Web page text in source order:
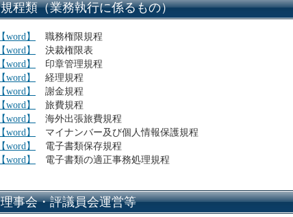
規程類（業務執行に係るもの）
【word】
職務権限規程
【word】
決裁権限表
【word】
印章管理規程
【word】
経理規程
【word】
謝金規程
【word】
旅費規程
【word】
海外出張旅費規程
【word】
マイナンバー及び個人情報保護規程
【word】
電子書類保存規程
【word】
電子書類の適正事務処理規程
理事会・評議員会運営等